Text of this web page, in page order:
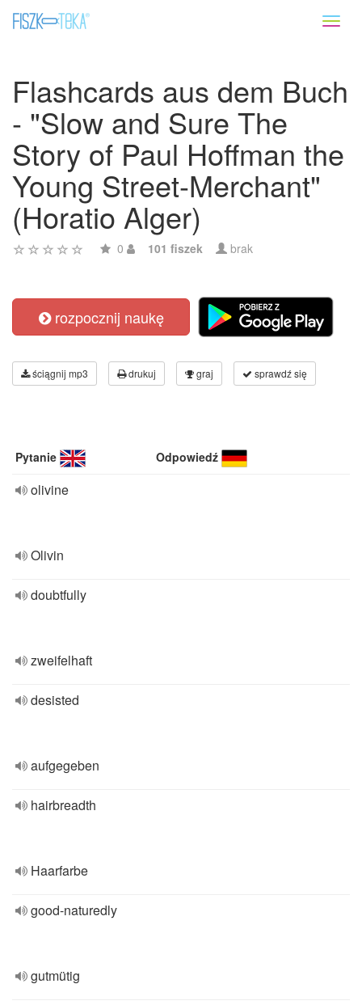
Flashcards aus dem Buch
- "Slow and Sure The
Story of Paul Hoffman the
Young Street-Merchant"
(Horatio Alger)
0 101 fiszek brak
rozpocznij naukę
ściągnij mp3 drukuj graj sprawdź się
Pytanie Odpowiedź
olivine
Olivin
doubtfully
zweifelhaft
desisted
aufgegeben
hairbreadth
Haarfarbe
good-naturedly
gutmütig